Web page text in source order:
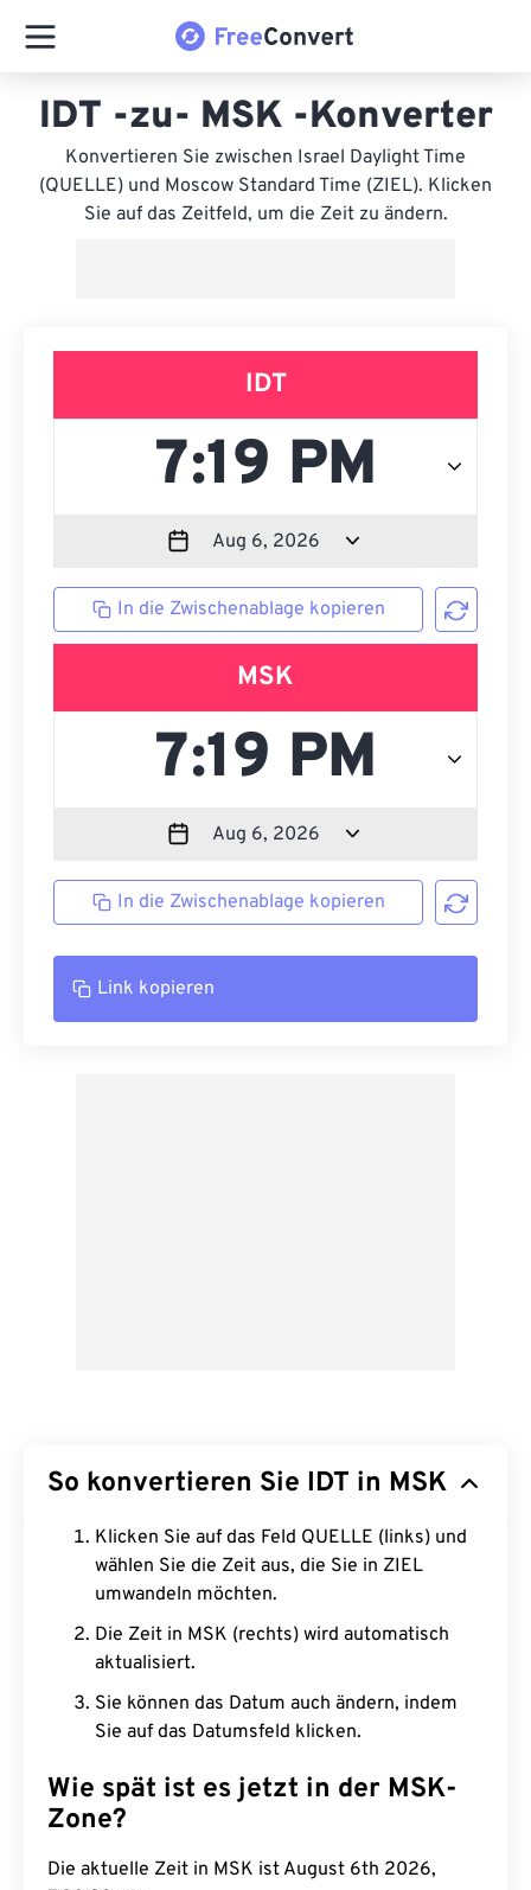
IDT -zu- MSK -Konverter
Konvertieren Sie zwischen Israel Daylight Time
(QUELLE) und Moscow Standard Time (ZIEL). Klicken
Sie auf das Zeitfeld, um die Zeit zu ändern.
IDT
In die Zwischenablage kopieren
MSK
In die Zwischenablage kopieren
Link kopieren
So konvertieren Sie IDT in MSK
Klicken Sie auf das Feld QUELLE (links) und
wählen Sie die Zeit aus, die Sie in ZIEL
umwandeln möchten.
Die Zeit in MSK (rechts) wird automatisch
aktualisiert.
Sie können das Datum auch ändern, indem
Sie auf das Datumsfeld klicken.
Wie spät ist es jetzt in der MSK-
Zone?
Die aktuelle Zeit in MSK ist August 6th 2026,